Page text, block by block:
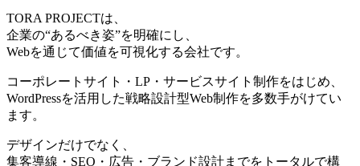
TORA PROJECTは、
企業の“あるべき姿”を明確にし、
Webを通じて価値を可視化する会社です。
コーポレートサイト・LP・サービスサイト制作をはじめ、
WordPressを活用した戦略設計型Web制作を多数手がけてい
ます。
デザインだけでなく、
集客導線・SEO・広告・ブランド設計までをトータルで構